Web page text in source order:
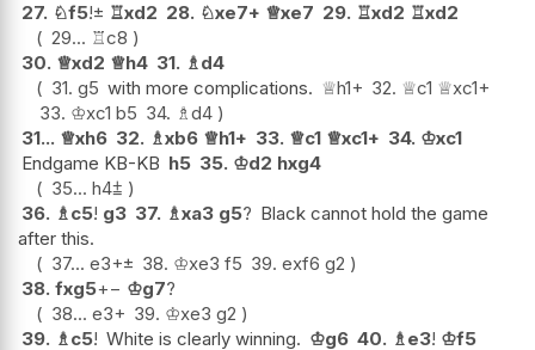
27. ♘f5!± ♖xd2 28. ♘xe7+ ♕xe7 29. ♖xd2 ♖xd2
29... ♖c8
30. ♕xd2 ♕h4 31. ♗d4
31. g5 with more complications. ♕h1+ 32. ♕c1 ♕xc1+
33. ♔xc1 b5 34. ♗d4
31... ♕xh6 32. ♗xb6 ♕h1+ 33. ♕c1 ♕xc1+ 34. ♔xc1
Endgame KB-KB h5 35. ♔d2 hxg4
35... h4⩲
36. ♗c5! g3 37. ♗xa3 g5? Black cannot hold the game
after this.
37... e3+± 38. ♔xe3 f5 39. exf6 g2
38. fxg5+− ♔g7?
38... e3+ 39. ♔xe3 g2
39. ♗c5! White is clearly winning. ♔g6 40. ♗e3! ♔f5